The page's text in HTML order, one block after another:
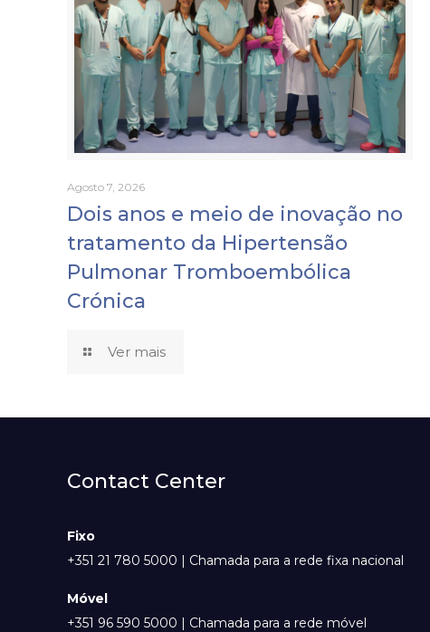
Agosto 7, 2026
Dois anos e meio de inovação no
tratamento da Hipertensão
Pulmonar Tromboembólica
Crónica
Ver mais
Contact Center
Fixo
+351 21 780 5000 | Chamada para a rede fixa nacional
Móvel
+351 96 590 5000 | Chamada para a rede móvel